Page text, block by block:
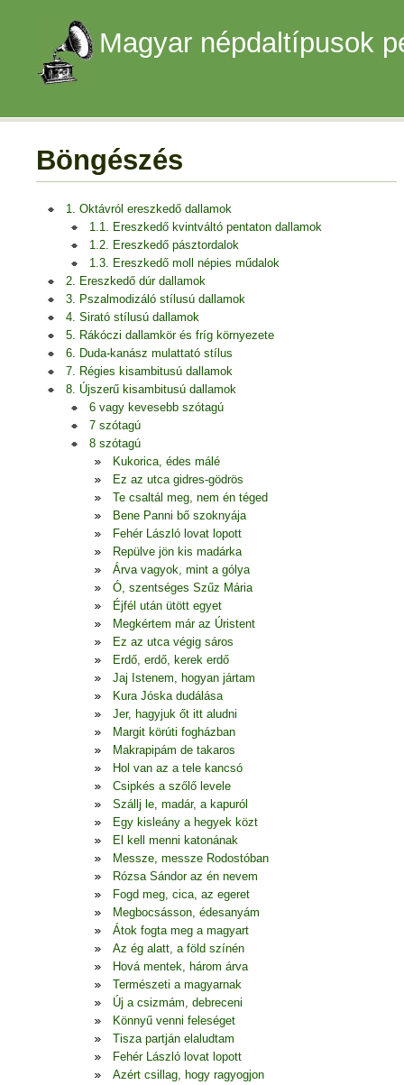
Magyar népdaltípusok
Böngészés
1. Oktávról ereszkedő dallamok
1.1. Ereszkedő kvintváltó pentaton dallamok
1.2. Ereszkedő pásztordalok
1.3. Ereszkedő moll népies műdalok
2. Ereszkedő dúr dallamok
3. Pszalmodizáló stílusú dallamok
4. Sirató stílusú dallamok
5. Rákóczi dallamkör és fríg környezete
6. Duda-kanász mulattató stílus
7. Régies kisambitusú dallamok
8. Újszerű kisambitusú dallamok
6 vagy kevesebb szótagú
7 szótagú
8 szótagú
Kukorica, édes málé
Ez az utca gidres-gödrös
Te csaltál meg, nem én téged
Bene Panni bő szoknyája
Fehér László lovat lopott
Repülve jön kis madárka
Árva vagyok, mint a gólya
Ó, szentséges Szűz Mária
Éjfél után ütött egyet
Megkértem már az Úristent
Ez az utca végig sáros
Erdő, erdő, kerek erdő
Jaj Istenem, hogyan jártam
Kura Jóska dudálása
Jer, hagyjuk őt itt aludni
Margit körúti fogházban
Makrapipám de takaros
Hol van az a tele kancsó
Csipkés a szőlő levele
Szállj le, madár, a kapuról
Egy kisleány a hegyek közt
El kell menni katonának
Messze, messze Rodostóban
Rózsa Sándor az én nevem
Fogd meg, cica, az egeret
Megbocsásson, édesanyám
Átok fogta meg a magyart
Az ég alatt, a föld színén
Hová mentek, három árva
Természeti a magyarnak
Új a csizmám, debreceni
Könnyű venni feleséget
Tisza partján elaludtam
Fehér László lovat lopott
Azért csillag, hogy ragyogjon